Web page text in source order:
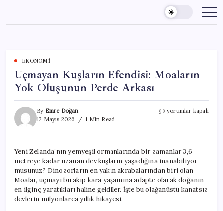
content
EKONOMI
Uçmayan Kuşların Efendisi: Moaların
Yok Oluşunun Perde Arkası
By Emre Doğan
12 Mayıs 2026
1 Min Read
Uçmayan
Oluşunun
Perde
Arkası
için
yorumlar kapalı
Yeni Zelanda’nın yemyeşil ormanlarında bir zamanlar 3,6
metreye kadar uzanan dev kuşların yaşadığına inanabiliyor
musunuz? Dinozorların en yakın akrabalarından biri olan
Moalar, uçmayı bırakıp kara yaşamına adapte olarak doğanın
en ilginç yaratıkları haline geldiler. İşte bu olağanüstü kanatsız
devlerin milyonlarca yıllık hikayesi.